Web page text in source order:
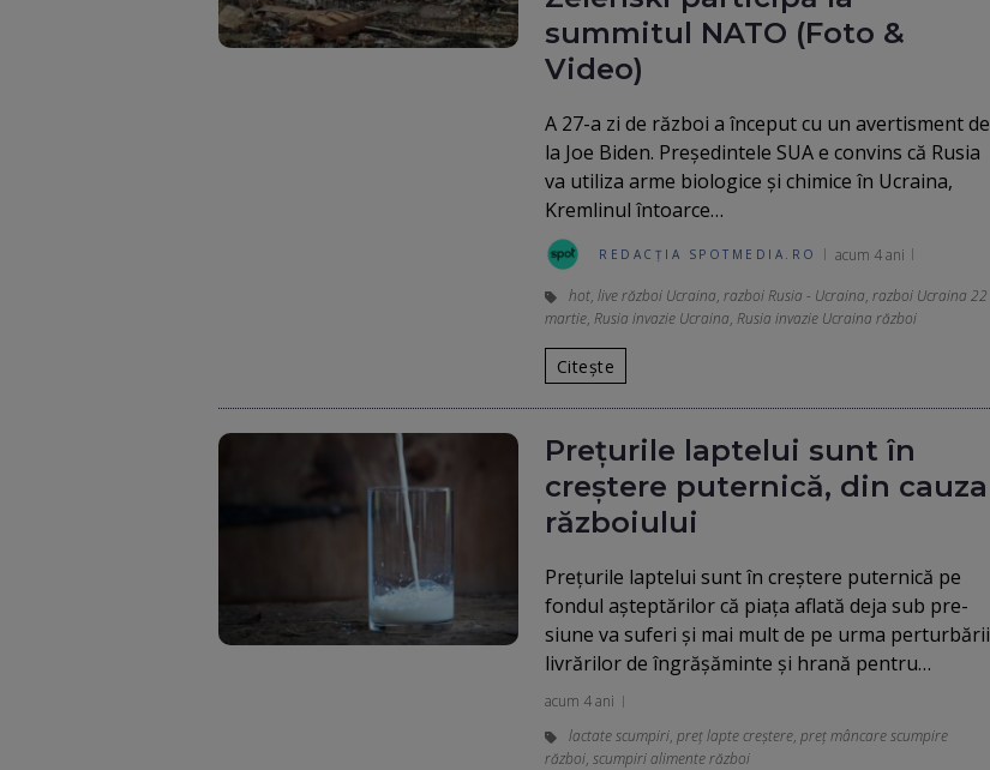
summitul NATO (Foto &
Video)
A 27-a zi de război a început cu un avertisment de
la Joe Biden. Preşedintele SUA e convins că Rusia
va utiliza arme biologice şi chimice în Ucraina,
Kremlinul întoarce…
REDACȚIA SPOTMEDIA.RO acum 4 ani
hot, live război Ucraina, razboi Rusia - Ucraina, razboi Ucraina 22
martie, Rusia invazie Ucraina, Rusia invazie Ucraina război
Citește
Preţurile laptelui sunt în
creştere puternică, din cauza
războiului
Preţurile laptelui sunt în creştere puternică pe
fondul aştep­tărilor că piaţa aflată deja sub pre­
siune va suferi şi mai mult de pe urma perturbării
livrărilor de îngră­şăminte şi hrană pentru…
acum 4 ani
lactate scumpiri, preț lapte creștere, preț mâncare scumpire
război, scumpiri alimente război